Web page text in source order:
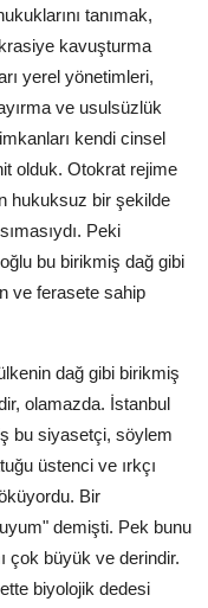
tanımak,
kavuşturma
yerel yönetimleri,
ve usulsüzlük
kendi cinsel
olduk. Otokrat rejime
hukuksuz bir şekilde
Peki
bu birikmiş dağ gibi
ve ferasete sahip
dağ gibi birikmiş
olamazda. İstanbul
bu siyasetçi, söylem
üstenci ve ırkçı
Bir
demişti. Pek bunu
çok büyük ve derindir.
biyolojik dedesi